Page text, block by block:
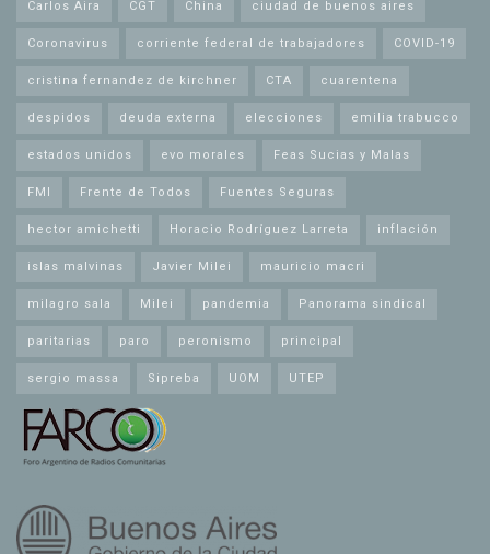
Carlos Aira CGT China ciudad de buenos aires
Coronavirus corriente federal de trabajadores COVID-19
cristina fernandez de kirchner CTA cuarentena
despidos deuda externa elecciones emilia trabucco
estados unidos evo morales Feas Sucias y Malas
FMI Frente de Todos Fuentes Seguras
hector amichetti Horacio Rodríguez Larreta inflación
islas malvinas Javier Milei mauricio macri
milagro sala Milei pandemia Panorama sindical
paritarias paro peronismo principal
sergio massa Sipreba UOM UTEP